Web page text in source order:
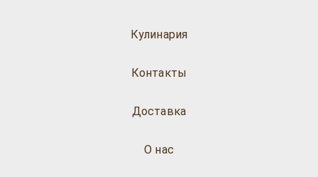
Кулинария
О нас
Доставка
Контакты